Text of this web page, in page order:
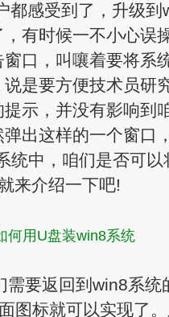
感受到了，升级到
有时候一不小心误
口，叫嚷着要将系
是要方便技术员研
示，并没有影响到
出这样的一个窗口
统中，咱们是否可
来介绍一下吧!
何用U盘装win8系统
要返回到win8系统
图标就可以实现了